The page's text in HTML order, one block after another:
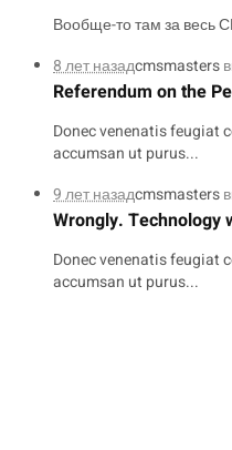
Вообще-то там за весь
8 лет назадcmsmasters
Referendum on the
Donec venenatis feugiat
accumsan ut purus...
9 лет назадcmsmasters
Wrongly. Technology
Donec venenatis feugiat
accumsan ut purus...